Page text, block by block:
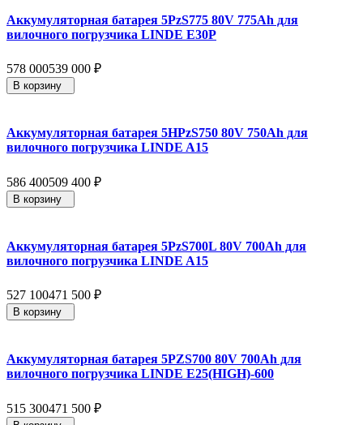
Аккумуляторная батарея 5PzS775 80V 775Ah для
вилочного погрузчика LINDE E30P
578 000539 000 ₽
В корзину
Аккумуляторная батарея 5HPzS750 80V 750Ah для
вилочного погрузчика LINDE A15
586 400509 400 ₽
В корзину
Аккумуляторная батарея 5PzS700L 80V 700Ah для
вилочного погрузчика LINDE A15
527 100471 500 ₽
В корзину
Аккумуляторная батарея 5PZS700 80V 700Ah для
вилочного погрузчика LINDE E25(HIGH)-600
515 300471 500 ₽